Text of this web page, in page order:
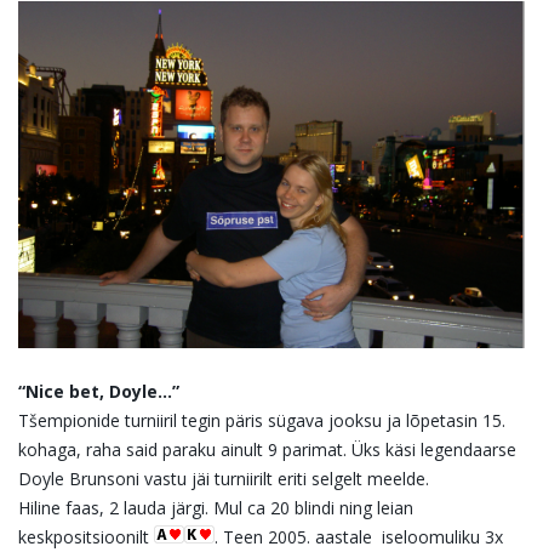
“Nice bet, Doyle…”
Tšempionide turniiril tegin päris sügava jooksu ja lõpetasin 15.
kohaga, raha said paraku ainult 9 parimat. Üks käsi legendaarse
Doyle Brunsoni vastu jäi turniirilt eriti selgelt meelde.
Hiline faas, 2 lauda järgi. Mul ca 20 blindi ning leian
keskpositsioonilt
. Teen 2005. aastale iseloomuliku 3x